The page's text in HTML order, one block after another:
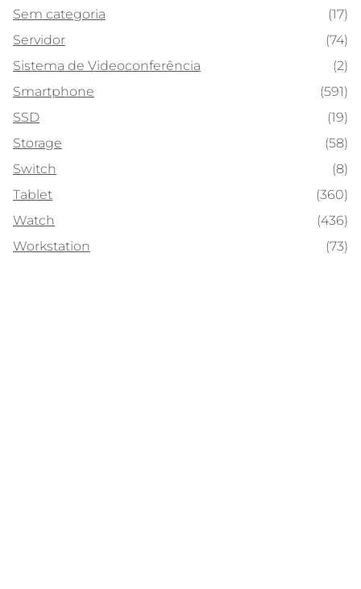
Sem categoria
(17)
Servidor
(74)
Sistema de Videoconferência
(2)
Smartphone
(591)
SSD
(19)
Storage
(58)
Switch
(8)
Tablet
(360)
Watch
(436)
Workstation
(73)